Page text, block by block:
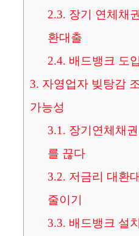
2.3. 장기 연체채
환대출
2.4. 배드뱅크 도
3. 자영업자 빚탕감
가능성
3.1. 장기연체채
를 끊다
3.2. 저금리 대환
줄이기
3.3. 배드뱅크 설